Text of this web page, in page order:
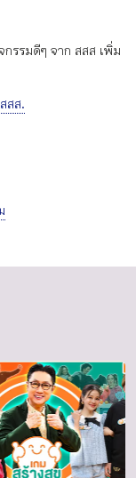
รรมดีๆ จาก สสส เพิ่ม
สส.